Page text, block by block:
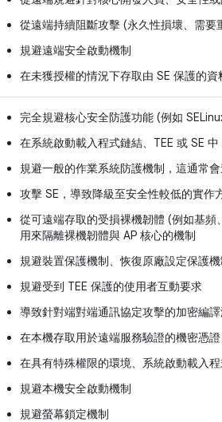
從遠端持續阻斷攻擊 (永久性損壞、需
規避遠端安全啟動機制
在未獲授權的情況下存取由 SE 保護的資
完全規避核心安全防護功能 (例如
在系統啟動載入程式鏈結、TEE 或 SE
規避一般的作業系統防護機制，這通常
攻擊 SE，導致降級至安全性較低的實作
從可遠端存取的受損裸機韌體 (例如基
用來隔離裸機韌體與 AP 核心的機制
規避裝置保護機制、恢復原廠設定保護
規避受到 TEE 保護的使用者互動要求
導致針對端對端通訊協定攻擊的加密編
在本機存取用於遠端服務驗證的機密憑
在具有特殊權限的環境、系統啟動載入
規避本機安全啟動機制
規避螢幕鎖定機制